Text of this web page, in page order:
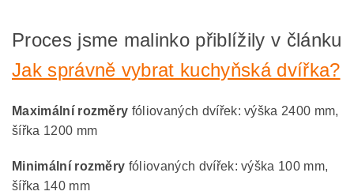
Proces jsme malinko přiblížily v článku
Jak správně vybrat kuchyňská dvířka?
Maximální rozměry fóliovaných dvířek: výška 2400 mm,
šířka 1200 mm
Minimální rozměry fóliovaných dvířek: výška 100 mm,
šířka 140 mm